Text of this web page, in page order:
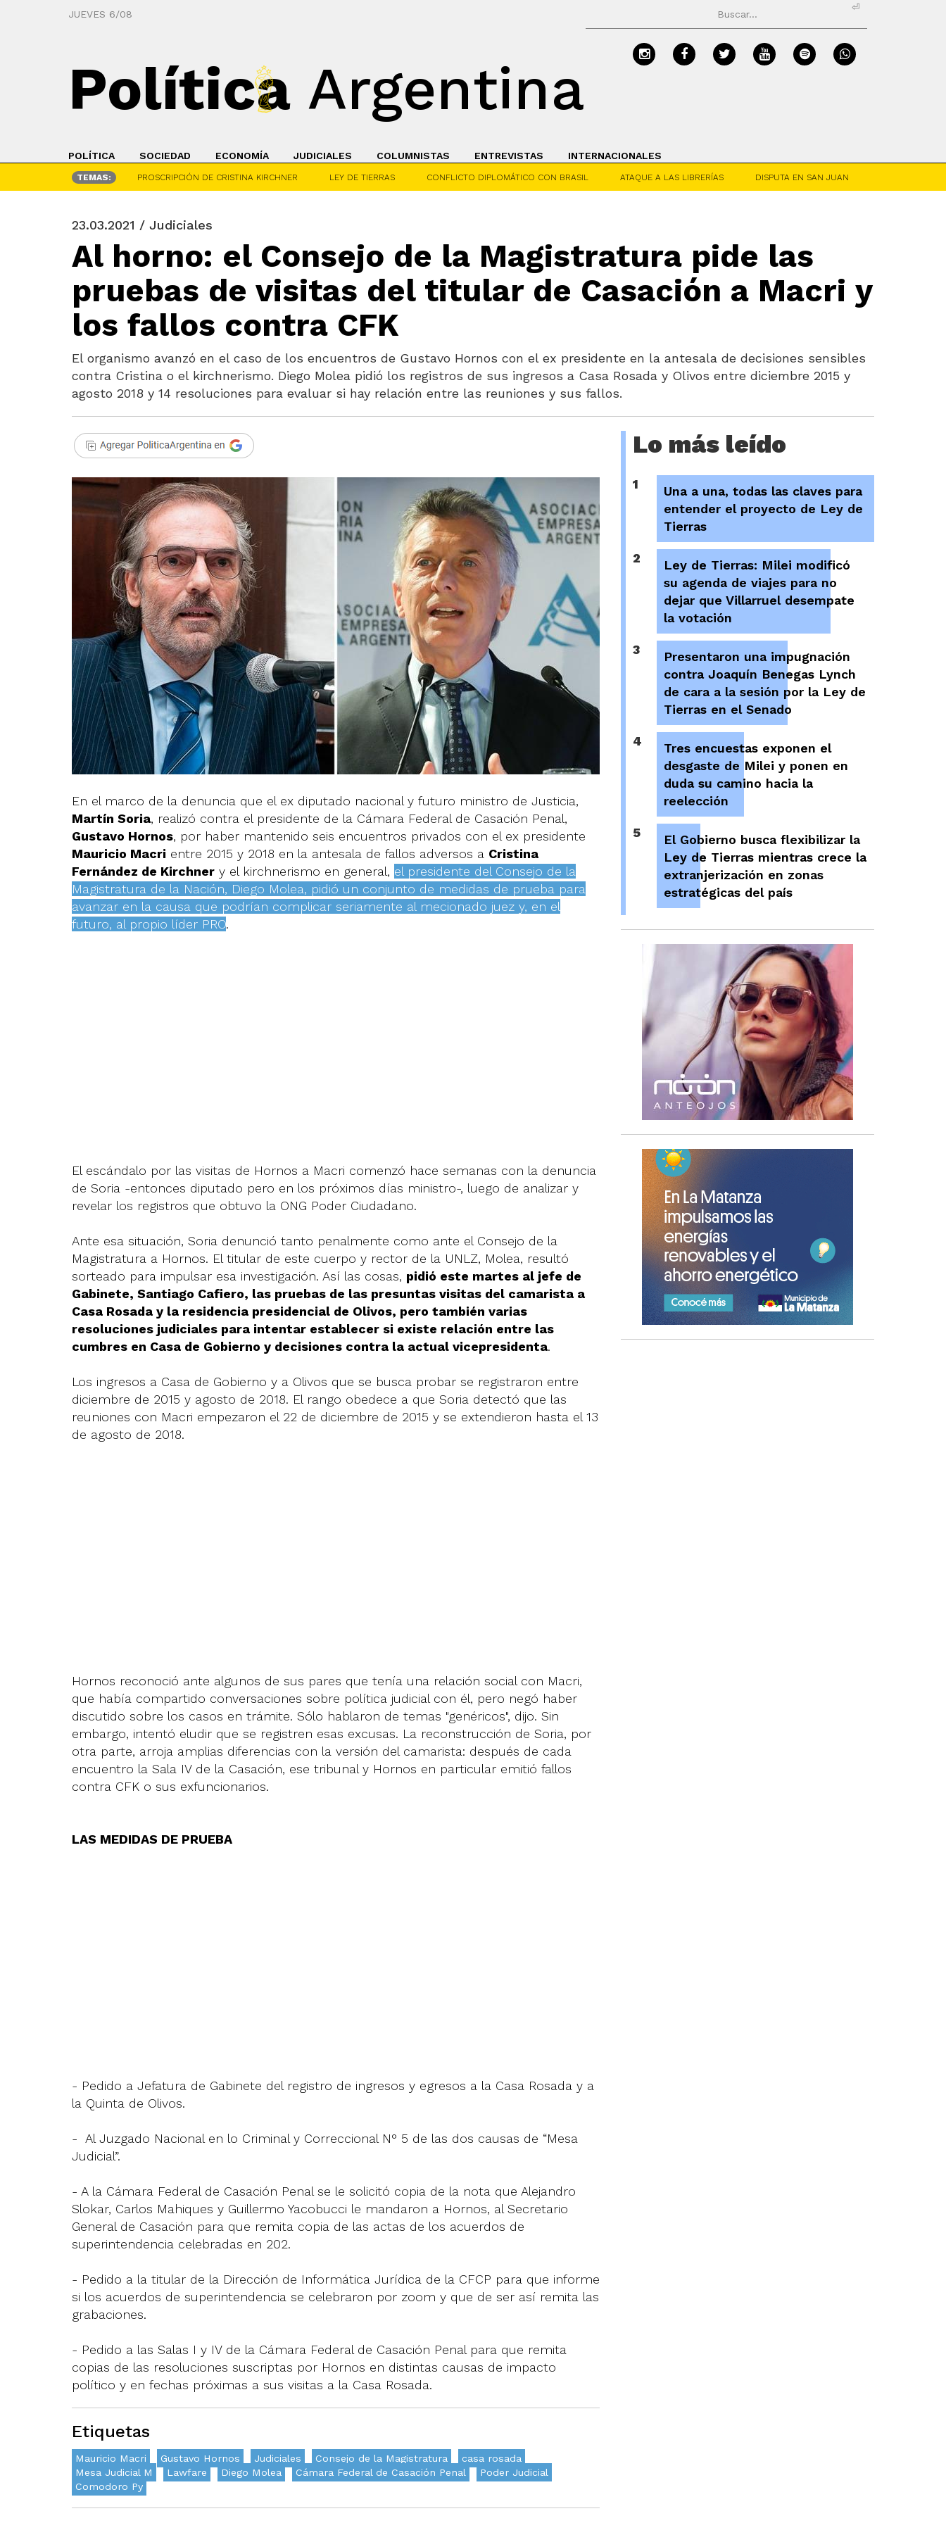
JUEVES 6/08
⏎
Política Argentina
POLÍTICA SOCIEDAD ECONOMÍA JUDICIALES COLUMNISTAS ENTREVISTAS INTERNACIONALES
TEMAS: PROSCRIPCIÓN DE CRISTINA KIRCHNER LEY DE TIERRAS CONFLICTO DIPLOMÁTICO CON BRASIL ATAQUE A LAS LIBRERÍAS DISPUTA EN SAN JUAN
23.03.2021 / Judiciales
Al horno: el Consejo de la Magistratura pide las
pruebas de visitas del titular de Casación a Macri y
los fallos contra CFK
El organismo avanzó en el caso de los encuentros de Gustavo Hornos con el ex presidente en la antesala de decisiones sensibles
contra Cristina o el kirchnerismo. Diego Molea pidió los registros de sus ingresos a Casa Rosada y Olivos entre diciembre 2015 y
agosto 2018 y 14 resoluciones para evaluar si hay relación entre las reuniones y sus fallos.
En el marco de la denuncia que el ex diputado nacional y futuro ministro de Justicia,
Martín Soria, realizó contra el presidente de la Cámara Federal de Casación Penal,
Gustavo Hornos, por haber mantenido seis encuentros privados con el ex presidente
Mauricio Macri entre 2015 y 2018 en la antesala de fallos adversos a Cristina
Fernández de Kirchner y el kirchnerismo en general, el presidente del Consejo de la
Magistratura de la Nación, Diego Molea, pidió un conjunto de medidas de prueba para
avanzar en la causa que podrían complicar seriamente al mecionado juez y, en el
futuro, al propio líder PRO.
El escándalo por las visitas de Hornos a Macri comenzó hace semanas con la denuncia
de Soria -entonces diputado pero en los próximos días ministro-, luego de analizar y
revelar los registros que obtuvo la ONG Poder Ciudadano.
Ante esa situación, Soria denunció tanto penalmente como ante el Consejo de la
Magistratura a Hornos. El titular de este cuerpo y rector de la UNLZ, Molea, resultó
sorteado para impulsar esa investigación. Así las cosas, pidió este martes al jefe de
Gabinete, Santiago Cafiero, las pruebas de las presuntas visitas del camarista a
Casa Rosada y la residencia presidencial de Olivos, pero también varias
resoluciones judiciales para intentar establecer si existe relación entre las
cumbres en Casa de Gobierno y decisiones contra la actual vicepresidenta.
Los ingresos a Casa de Gobierno y a Olivos que se busca probar se registraron entre
diciembre de 2015 y agosto de 2018. El rango obedece a que Soria detectó que las
reuniones con Macri empezaron el 22 de diciembre de 2015 y se extendieron hasta el 13
de agosto de 2018.
Hornos reconoció ante algunos de sus pares que tenía una relación social con Macri,
que había compartido conversaciones sobre política judicial con él, pero negó haber
discutido sobre los casos en trámite. Sólo hablaron de temas "genéricos", dijo. Sin
embargo, intentó eludir que se registren esas excusas. La reconstrucción de Soria, por
otra parte, arroja amplias diferencias con la versión del camarista: después de cada
encuentro la Sala IV de la Casación, ese tribunal y Hornos en particular emitió fallos
contra CFK o sus exfuncionarios.
LAS MEDIDAS DE PRUEBA
- Pedido a Jefatura de Gabinete del registro de ingresos y egresos a la Casa Rosada y a
la Quinta de Olivos.
- Al Juzgado Nacional en lo Criminal y Correccional N° 5 de las dos causas de “Mesa
Judicial”.
- A la Cámara Federal de Casación Penal se le solicitó copia de la nota que Alejandro
Slokar, Carlos Mahiques y Guillermo Yacobucci le mandaron a Hornos, al Secretario
General de Casación para que remita copia de las actas de los acuerdos de
superintendencia celebradas en 202.
- Pedido a la titular de la Dirección de Informática Jurídica de la CFCP para que informe
si los acuerdos de superintendencia se celebraron por zoom y que de ser así remita las
grabaciones.
- Pedido a las Salas I y IV de la Cámara Federal de Casación Penal para que remita
copias de las resoluciones suscriptas por Hornos en distintas causas de impacto
político y en fechas próximas a sus visitas a la Casa Rosada.
Etiquetas
Mauricio Macri Gustavo Hornos Judiciales Consejo de la Magistratura
casa rosada
Mesa Judicial M
Lawfare Diego Molea Cámara Federal de Casación Penal
Poder Judicial
Comodoro Py
Lo más leído
1
Una a una, todas las claves para
entender el proyecto de Ley de
Tierras
2
Ley de Tierras: Milei modificó
su agenda de viajes para no
dejar que Villarruel desempate
la votación
3
Presentaron una impugnación
contra Joaquín Benegas Lynch
de cara a la sesión por la Ley de
Tierras en el Senado
4
Tres encuestas exponen el
desgaste de Milei y ponen en
duda su camino hacia la
reelección
5
El Gobierno busca flexibilizar la
Ley de Tierras mientras crece la
extranjerización en zonas
estratégicas del país